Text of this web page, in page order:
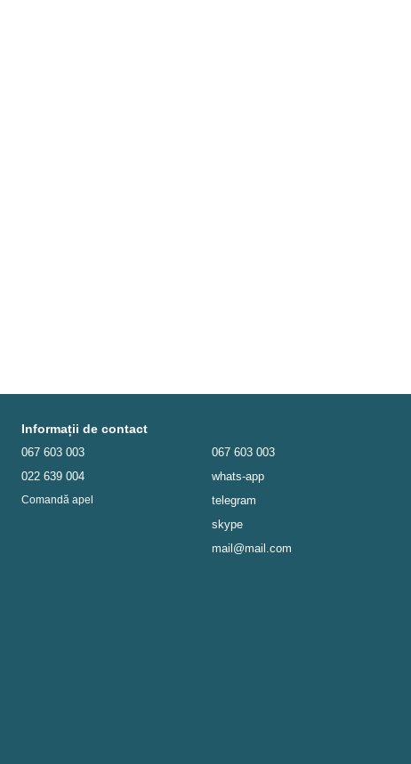
Informații de contact
067 603 003
022 639 004
Comandă apel
067 603 003
whats-app
telegram
skype
mail@mail.com